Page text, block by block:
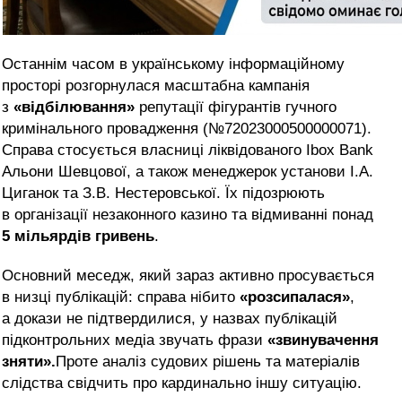
Останнім часом в українському інформаційному
просторі розгорнулася масштабна кампанія
з «відбілювання» репутації фігурантів гучного
кримінального провадження (№72023000500000071).
Справа стосується власниці ліквідованого Ibox Bank
Альони Шевцової, а також менеджерок установи І.А.
Циганок та З.В. Нестеровської. Їх підозрюють
в організації незаконного казино та відмиванні понад
5 мільярдів гривень.
Основний меседж, який зараз активно просувається
в низці публікацій: справа нібито «розсипалася»,
а докази не підтвердилися, у назвах публікацій
підконтрольних медіа звучать фрази «звинувачення
зняти». Проте аналіз судових рішень та матеріалів
слідства свідчить про кардинально іншу ситуацію.